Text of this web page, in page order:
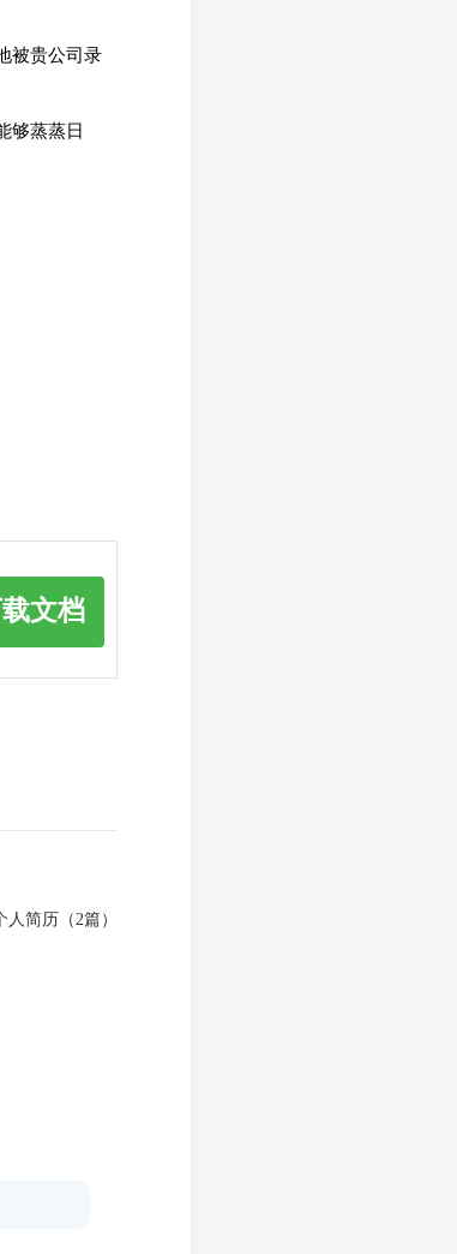
被贵公司录
够蒸蒸日
文档
简历（2篇）